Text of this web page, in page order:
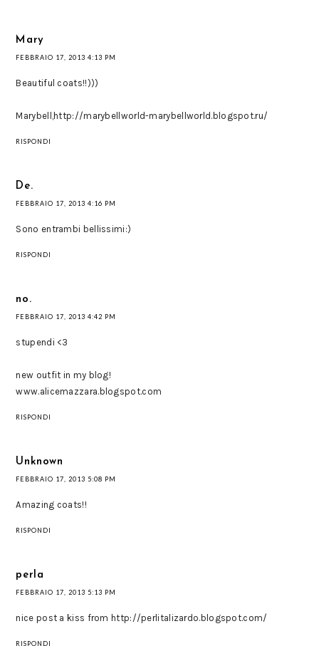
Mary
FEBBRAIO 17, 2013 4:13 PM
Beautiful coats!!)))
Marybell,http://marybellworld-marybellworld.blogspot.ru/
RISPONDI
De.
FEBBRAIO 17, 2013 4:16 PM
Sono entrambi bellissimi:)
RISPONDI
no.
FEBBRAIO 17, 2013 4:42 PM
stupendi <3
new outfit in my blog!
www.alicemazzara.blogspot.com
RISPONDI
Unknown
FEBBRAIO 17, 2013 5:08 PM
Amazing coats!!
RISPONDI
perla
FEBBRAIO 17, 2013 5:13 PM
nice post a kiss from http://perlitalizardo.blogspot.com/
RISPONDI